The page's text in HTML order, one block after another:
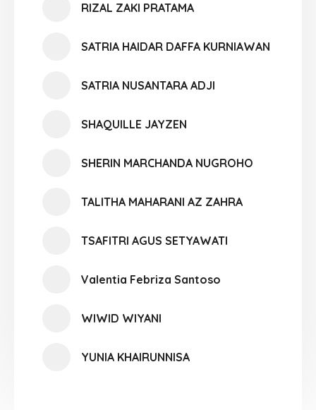
RIZAL ZAKI PRATAMA
SATRIA HAIDAR DAFFA KURNIAWAN
SATRIA NUSANTARA ADJI
SHAQUILLE JAYZEN
SHERIN MARCHANDA NUGROHO
TALITHA MAHARANI AZ ZAHRA
TSAFITRI AGUS SETYAWATI
Valentia Febriza Santoso
WIWID WIYANI
YUNIA KHAIRUNNISA